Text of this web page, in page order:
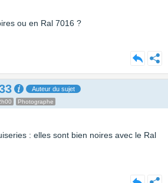
ou en Ral 7016 ?
Auteur du sujet
Photographe
: elles sont bien noires avec le Ral